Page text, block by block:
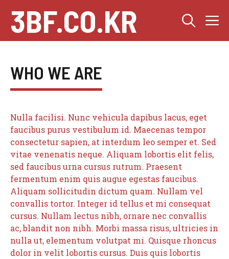
content
3BF.CO.KR
WHO WE ARE
Nulla facilisi. Nunc vehicula dapibus lacus, eget
faucibus purus vestibulum id. Maecenas tempor
consectetur sapien, at interdum leo semper et. Sed
vitae venenatis neque. Aliquam lobortis elit felis,
sed faucibus urna cursus rutrum. Praesent
fermentum enim quis augue egestas faucibus.
Aliquam sollicitudin dictum quam. Nullam vel
convallis tortor. Integer id tellus et mi consequat
cursus. Nullam lectus nibh, ornare nec convallis
ac, blandit non nibh. Morbi massa risus, ultricies in
nulla ut, elementum volutpat mi. Quisque rhoncus
dolor in velit lobortis cursus. Duis quis lobortis